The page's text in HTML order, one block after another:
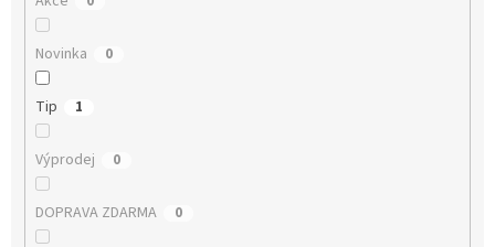
Novinka 0
Tip 1
Výprodej 0
DOPRAVA ZDARMA 0